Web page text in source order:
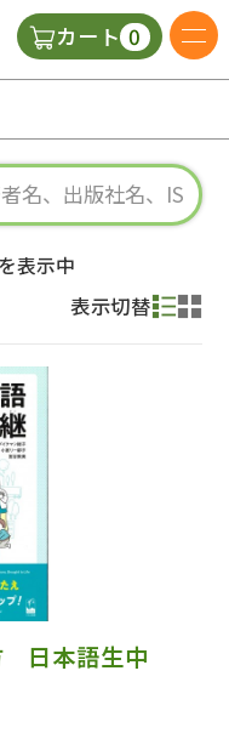
カート 0
聴覚・補助教材
教師用参考書
を表示中
表示切替
日本語生中